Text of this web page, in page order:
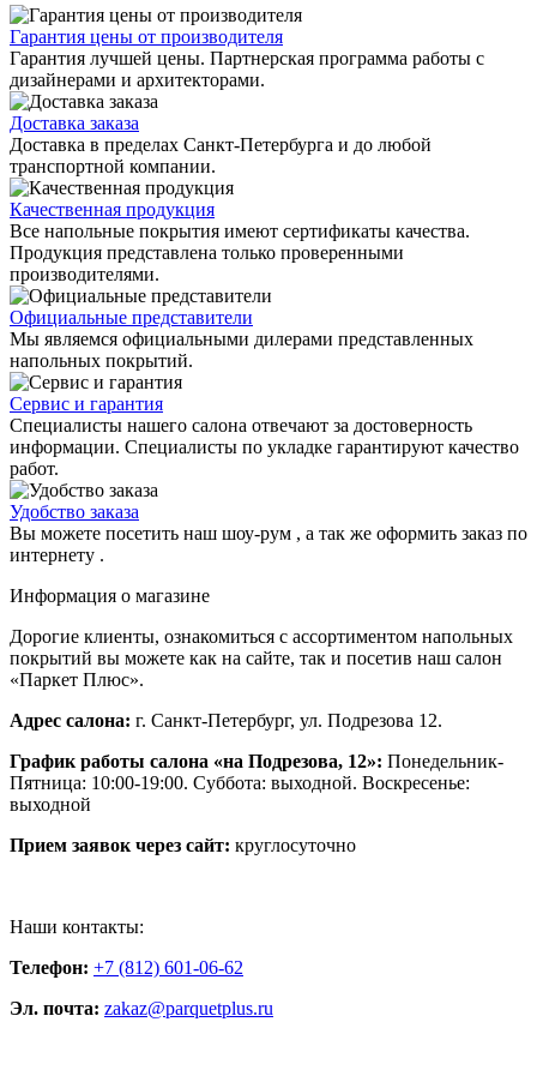
Гарантия цены от производителя
Гарантия лучшей цены. Партнерская программа работы с
дизайнерами и архитекторами.
Доставка заказа
Доставка в пределах Санкт-Петербурга и до любой
транспортной компании.
Качественная продукция
Все напольные покрытия имеют сертификаты качества.
Продукция представлена только проверенными
производителями.
Официальные представители
Мы являемся официальными дилерами представленных
напольных покрытий.
Сервис и гарантия
Специалисты нашего салона отвечают за достоверность
информации. Специалисты по укладке гарантируют качество
работ.
Удобство заказа
Вы можете посетить наш шоу-рум , а так же оформить заказ по
интернету .
Информация о магазине
Дорогие клиенты, ознакомиться с ассортиментом напольных
покрытий вы можете как на сайте, так и посетив наш салон
«Паркет Плюс».
Адрес салона: г. Санкт-Петербург, ул. Подрезова 12.
График работы салона «на Подрезова, 12»: Понедельник-
Пятница: 10:00-19:00. Суббота: выходной. Воскресенье:
выходной
Прием заявок через сайт: круглосуточно
Наши контакты:
Телефон: +7 (812) 601-06-62
Эл. почта: zakaz@parquetplus.ru